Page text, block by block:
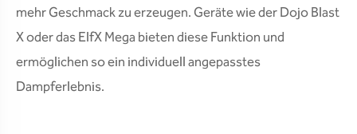
mehr Geschmack zu erzeugen. Geräte wie der Dojo Blast
X oder das ElfX Mega bieten diese Funktion und
ermöglichen so ein individuell angepasstes
Dampferlebnis.